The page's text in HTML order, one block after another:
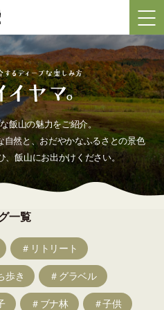
飯山の魅力をご紹介。
然と、おだやかなふるさとの景色
、飯山にお出かけください。
一覧
＃リトリート
歩き ＃グラベル
＃ブナ林 ＃子供